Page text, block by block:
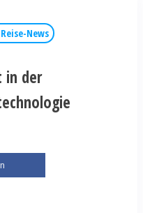
News
in der